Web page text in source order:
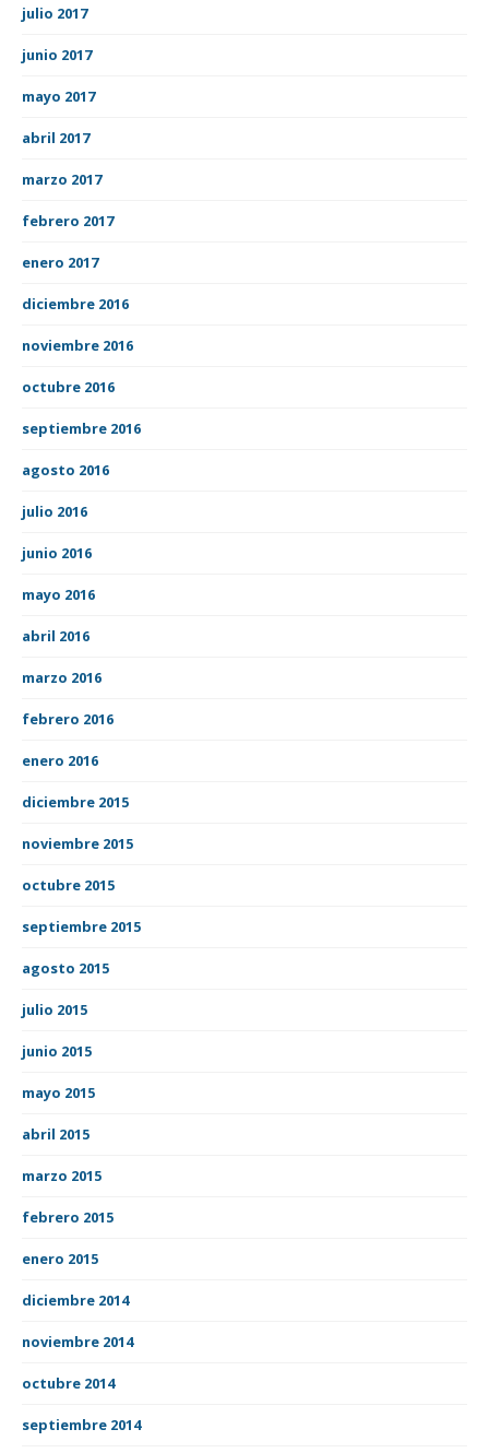
julio 2017
junio 2017
mayo 2017
abril 2017
marzo 2017
febrero 2017
enero 2017
diciembre 2016
noviembre 2016
octubre 2016
septiembre 2016
agosto 2016
julio 2016
junio 2016
mayo 2016
abril 2016
marzo 2016
febrero 2016
enero 2016
diciembre 2015
noviembre 2015
octubre 2015
septiembre 2015
agosto 2015
julio 2015
junio 2015
mayo 2015
abril 2015
marzo 2015
febrero 2015
enero 2015
diciembre 2014
noviembre 2014
octubre 2014
septiembre 2014